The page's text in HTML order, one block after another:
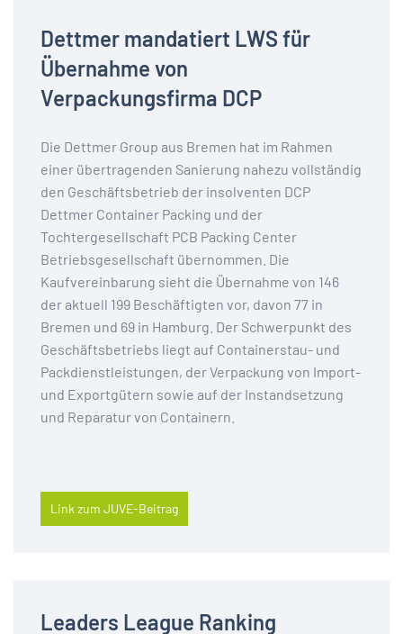
Dettmer mandatiert LWS für
Übernahme von
Verpackungsfirma DCP
Die Dettmer Group aus Bremen hat im Rahmen
einer übertragenden Sanierung nahezu vollständig
den Geschäftsbetrieb der insolventen DCP
Dettmer Container Packing und der
Tochtergesellschaft PCB Packing Center
Betriebsgesellschaft übernommen. Die
Kaufvereinbarung sieht die Übernahme von 146
der aktuell 199 Beschäftigten vor, davon 77 in
Bremen und 69 in Hamburg. Der Schwerpunkt des
Geschäftsbetriebs liegt auf Containerstau- und
Packdienstleistungen, der Verpackung von Import-
und Exportgütern sowie auf der Instandsetzung
und Reparatur von Containern.
Link zum JUVE-Beitrag
Leaders League Ranking